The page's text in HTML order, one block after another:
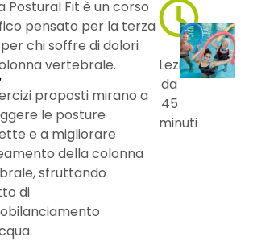
Postural Fit è un corso
pensato per la terza
chi soffre di dolori
vertebrale.
proposti mirano a
le posture
e a migliorare
della colonna
sfruttando
di
Lezione
da
45
minuti